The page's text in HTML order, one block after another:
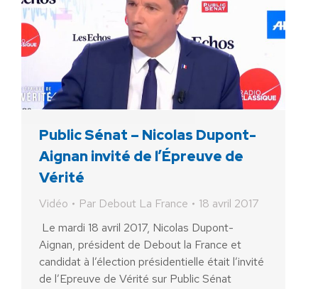
Public Sénat – Nicolas Dupont-
Aignan invité de l’Épreuve de
Vérité
Vidéo Par Debout La France
18 avril 2017
Le mardi 18 avril 2017, Nicolas Dupont-
Aignan, président de Debout la France et
candidat à l’élection présidentielle était l’invité
de l’Epreuve de Vérité sur Public Sénat